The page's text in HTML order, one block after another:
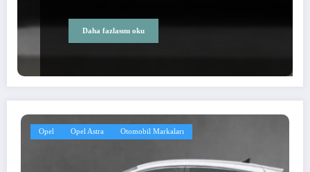
Daha fazlasını oku
Opel Opel Astra Otomobil Markaları